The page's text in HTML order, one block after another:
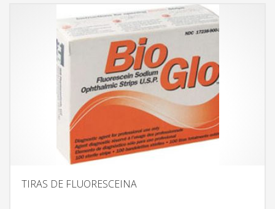
TIRAS DE FLUORESCEINA